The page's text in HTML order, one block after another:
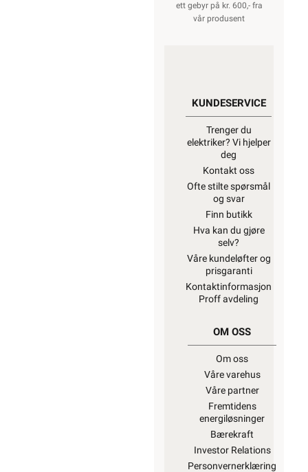
ett gebyr på kr. 600,- fra
vår produsent
KUNDESERVICE
Trenger du
elektriker? Vi hjelper
deg
Kontakt oss
Ofte stilte spørsmål
og svar
Finn butikk
Hva kan du gjøre
selv?
Våre kundeløfter og
prisgaranti
Kontaktinformasjon
Proff avdeling
OM OSS
Om oss
Våre varehus
Våre partner
Fremtidens
energiløsninger
Bærekraft
Investor Relations
Personvernerklæring